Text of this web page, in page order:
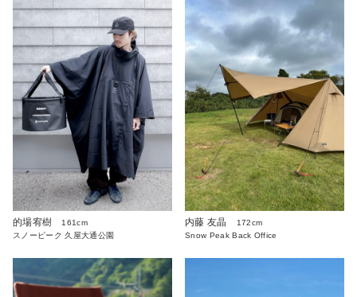
的場宥樹
161cm
スノーピーク 久屋大通公園
内藤 友晶
172cm
Snow Peak Back Office